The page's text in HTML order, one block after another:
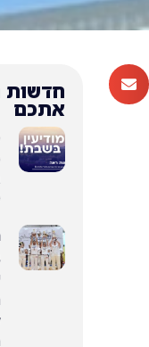
חדשות
אתכם